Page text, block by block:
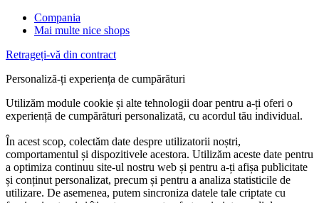
Compania
Mai multe nice shops
Retrageți-vă din contract
Personaliză-ți experiența de cumpărături
Utilizăm module cookie și alte tehnologii doar pentru a-ți oferi o
experiență de cumpărături personalizată, cu acordul tău individual.
În acest scop, colectăm date despre utilizatorii noștri,
comportamentul și dispozitivele acestora. Utilizăm aceste date pentru
a optimiza continuu site-ul nostru web și pentru a-ți afișa publicitate
și conținut personalizat, precum și pentru a analiza statisticile de
utilizare. De asemenea, putem sincroniza datele tale criptate cu